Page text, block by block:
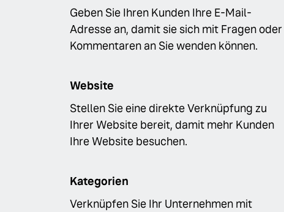
Geben Sie Ihren Kunden Ihre E-Mail-
Adresse an, damit sie sich mit Fragen oder
Kommentaren an Sie wenden können.
Website
Stellen Sie eine direkte Verknüpfung zu
Ihrer Website bereit, damit mehr Kunden
Ihre Website besuchen.
Kategorien
Verknüpfen Sie Ihr Unternehmen mit